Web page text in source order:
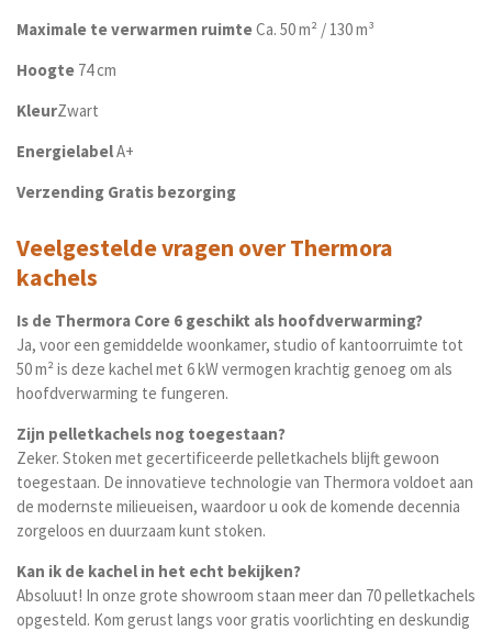
Maximale te verwarmen ruimteCa. 50 m² / 130 m³
Hoogte 74 cm
KleurZwart
EnergielabelA+
Verzending Gratis bezorging
Veelgestelde vragen over Thermora
kachels
Is de Thermora Core 6 geschikt als hoofdverwarming?
Ja, voor een gemiddelde woonkamer, studio of kantoorruimte tot
50 m² is deze kachel met 6 kW vermogen krachtig genoeg om als
hoofdverwarming te fungeren.
Zijn pelletkachels nog toegestaan?
Zeker. Stoken met gecertificeerde pelletkachels blijft gewoon
toegestaan. De innovatieve technologie van Thermora voldoet aan
de modernste milieueisen, waardoor u ook de komende decennia
zorgeloos en duurzaam kunt stoken.
Kan ik de kachel in het echt bekijken?
Absoluut! In onze grote showroom staan meer dan 70 pelletkachels
opgesteld. Kom gerust langs voor gratis voorlichting en deskundig